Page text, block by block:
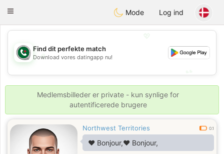
Weshrak
Toggle
Mode Log ind
💖
💕
Find dit perfekte match
Download vores datingapp nu!
Medlemsbilleder er private - kun synlige for
autentificerede brugere
Northwest Territories 0.1
❤️ Bonjour,❤️ Bonjour,